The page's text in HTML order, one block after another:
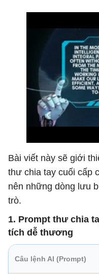
Bài viết này sẽ giới
thư chia tay cuối cấp
nên những dòng lưu
trò.
1. Prompt thư chia
tích dễ thương
Câu lệnh AI (Prompt)